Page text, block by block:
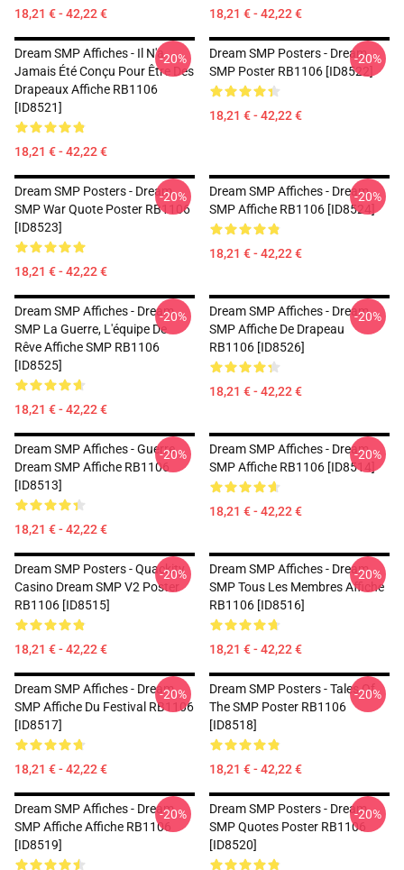
18,21 € - 42,22 € 18,21 € - 42,22 €
Dream SMP Affiches - Il N'a
Jamais Été Conçu Pour Être Des
Drapeaux Affiche RB1106
[ID8521]
18,21 € - 42,22 €
-20%
Dream SMP Posters - Dream
SMP Poster RB1106 [ID8522]
18,21 € - 42,22 €
-20%
Dream SMP Posters - Dream
SMP War Quote Poster RB1106
[ID8523]
18,21 € - 42,22 €
-20%
Dream SMP Affiches - Dream
SMP Affiche RB1106 [ID8524]
18,21 € - 42,22 €
-20%
Dream SMP Affiches - Dream
SMP La Guerre, L'équipe De
Rêve Affiche SMP RB1106
[ID8525]
18,21 € - 42,22 €
-20%
Dream SMP Affiches - Dream
SMP Affiche De Drapeau
RB1106 [ID8526]
18,21 € - 42,22 €
-20%
Dream SMP Affiches - Guerre
Dream SMP Affiche RB1106
[ID8513]
18,21 € - 42,22 €
-20%
Dream SMP Affiches - Dream
SMP Affiche RB1106 [ID8514]
18,21 € - 42,22 €
-20%
Dream SMP Posters - Quackity
Casino Dream SMP V2 Poster
RB1106 [ID8515]
18,21 € - 42,22 €
-20%
Dream SMP Affiches - Dream
SMP Tous Les Membres Affiche
RB1106 [ID8516]
18,21 € - 42,22 €
-20%
Dream SMP Affiches - Dream
SMP Affiche Du Festival RB1106
[ID8517]
18,21 € - 42,22 €
-20%
Dream SMP Posters - Tales Of
The SMP Poster RB1106
[ID8518]
18,21 € - 42,22 €
-20%
Dream SMP Affiches - Dream
SMP Affiche Affiche RB1106
[ID8519]
-20%
Dream SMP Posters - Dream
SMP Quotes Poster RB1106
[ID8520]
-20%